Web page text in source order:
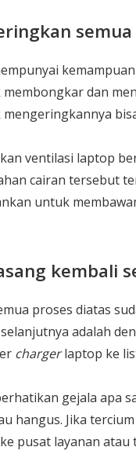
dan
ventilasi laptop
cairan tersebut
untuk
kembali
proses diatas
adalah
chargerlaptop ke
gejala apa
hangus. Jika
pusat layanan